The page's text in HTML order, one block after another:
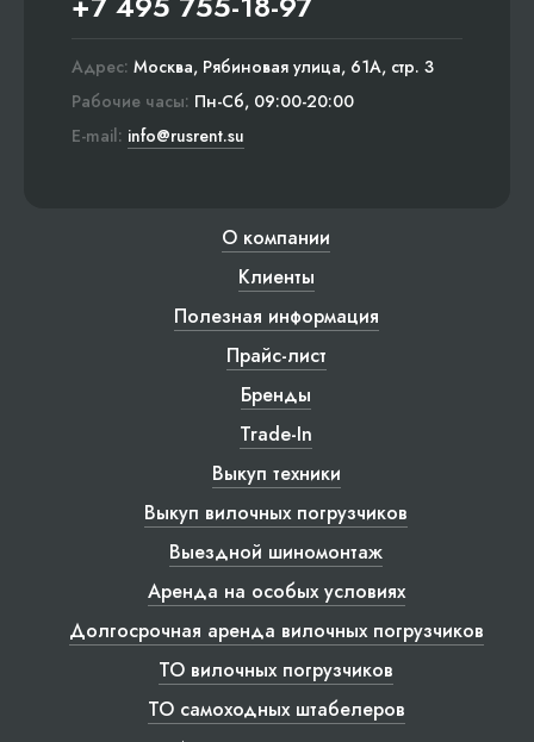
Адрес: Москва, Рябиновая улица, 61А, стр. 3
Рабочие часы: Пн-Сб, 09:00-20:00
E-mail: info@rusrent.su
О компании
Клиенты
Полезная информация
Прайс-лист
Бренды
Trade-In
Выкуп техники
Выкуп вилочных погрузчиков
Выездной шиномонтаж
Аренда на особых условиях
Долгосрочная аренда вилочных погрузчиков
ТО вилочных погрузчиков
ТО самоходных штабелеров